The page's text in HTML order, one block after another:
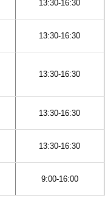
13:30-16:30
13:30-16:30
13:30-16:30
13:30-16:30
13:30-16:30
9:00-16:00